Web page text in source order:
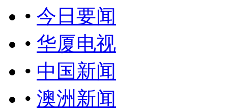
• 今日要闻
• 华厦电视
• 中国新闻
• 澳洲新闻